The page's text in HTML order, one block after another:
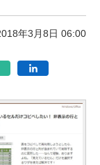
年3月8日 06:00